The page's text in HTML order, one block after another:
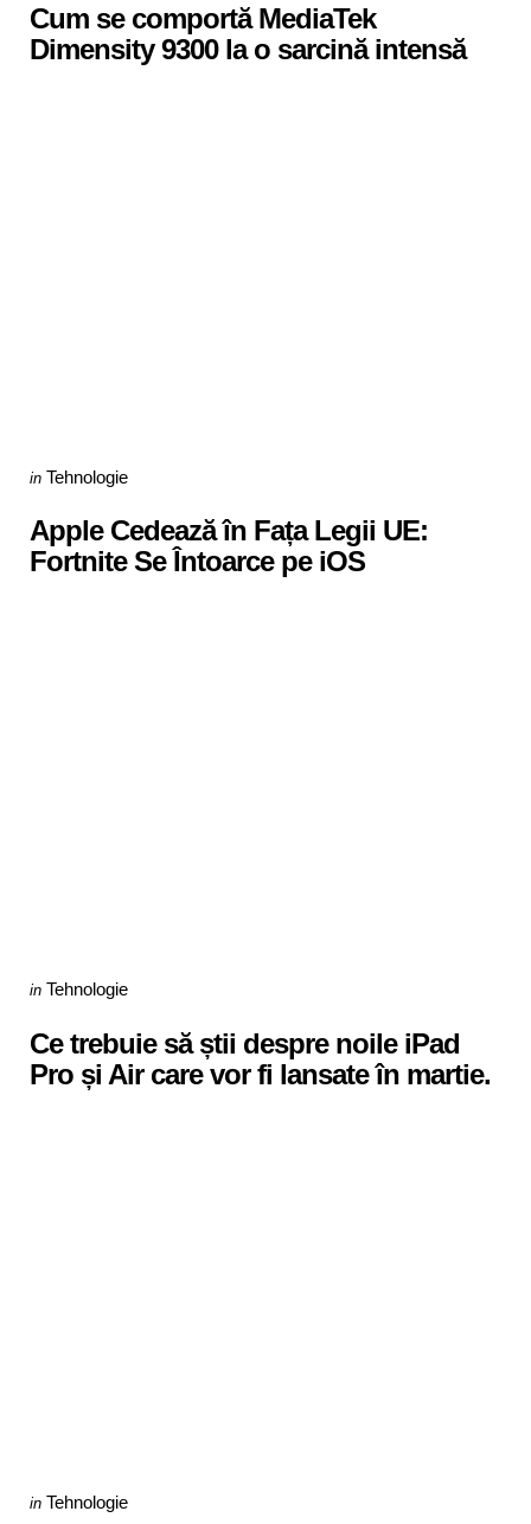
Cum se comportă MediaTek
Dimensity 9300 la o sarcină intensă
Categories
Posted
in Tehnologie
Apple Cedează în Fața Legii UE:
Fortnite Se Întoarce pe iOS
Categories
Posted
in Tehnologie
Ce trebuie să știi despre noile iPad
Pro și Air care vor fi lansate în martie.
Categories
Posted
in Tehnologie